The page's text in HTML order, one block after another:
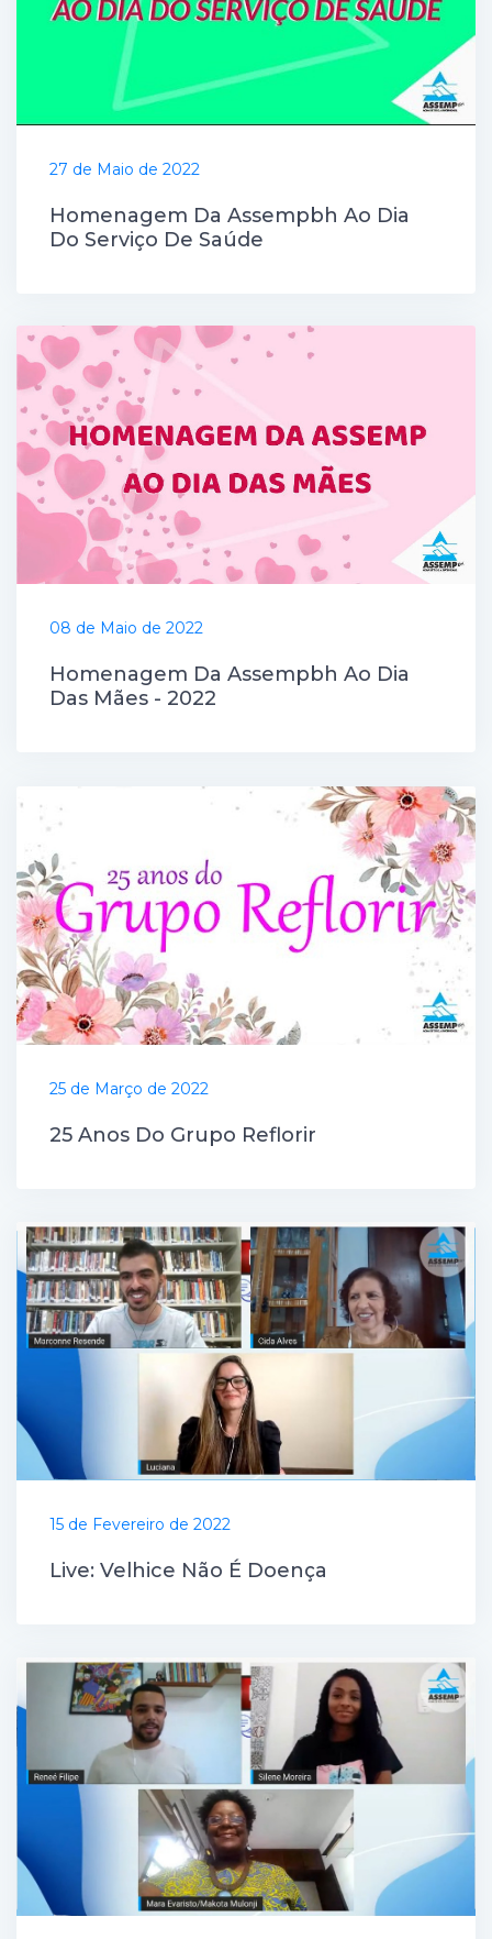
27 de Maio de 2022
Homenagem Da Assempbh Ao Dia
Do Serviço De Saúde
08 de Maio de 2022
Homenagem Da Assempbh Ao Dia
Das Mães - 2022
25 de Março de 2022
25 Anos Do Grupo Reflorir
15 de Fevereiro de 2022
Live: Velhice Não É Doença